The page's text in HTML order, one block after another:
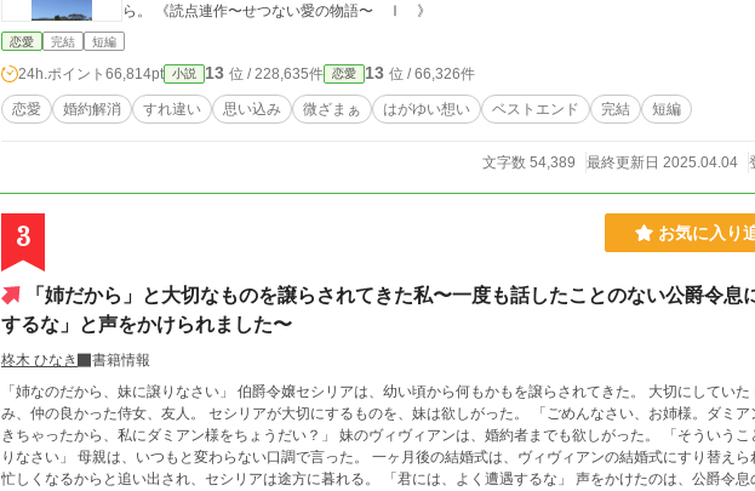
ら。 《読点連作〜せつない愛の物語〜 Ⅰ 》
恋愛 完結 短編
24h.ポイント 66,814pt 小説 13 位 / 228,635件 恋愛 13 位 / 66,326件
恋愛 婚約解消 すれ違い 思い込み 微ざまぁ はがゆい想い ベストエンド 完結 短編
文字数 54,389 最終更新日 2025.04.04
3 お気に入り
「姉だから」と大切なものを譲らされてきた私〜一度も話したことのない公爵令息
するな」と声をかけられました〜
柊木 ひなき
書籍情報
「姉なのだから、妹に譲りなさい」 伯爵令嬢セシリアは、幼い頃から何もかもを譲らされてきた。 大切にしていたドレス、ぬいぐる
み、仲の良かった侍女、友人。 セシリアが大切にするものを、妹は欲しがった。 「ごめんなさい、お姉様。ダミアン様との子供がで
きちゃったから、私にダミアン様をちょうだい？」 妹のヴィヴィアンは、婚約者までも欲しがった。 「そういう
りなさい」 母親は、いつもと変わらない口調で言った。 一ヶ月後の結婚式は、ヴィヴィアンの結婚式にすり替えられた。 式の準備で
忙しくなるからと追い出され、セシリアは途方に暮れる。 「君には、よく遭遇するな」 声をかけたのは、公爵令息のアレクシスだっ